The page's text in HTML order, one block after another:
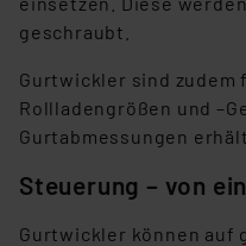
geschraubt.
Gurtwickler sind zudem
Rollladengrößen und
Gurtabmessungen
Steuerung – von
Gurtwickler können auf